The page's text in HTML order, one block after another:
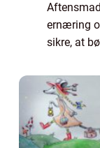
ernæring
sikre, at
at...